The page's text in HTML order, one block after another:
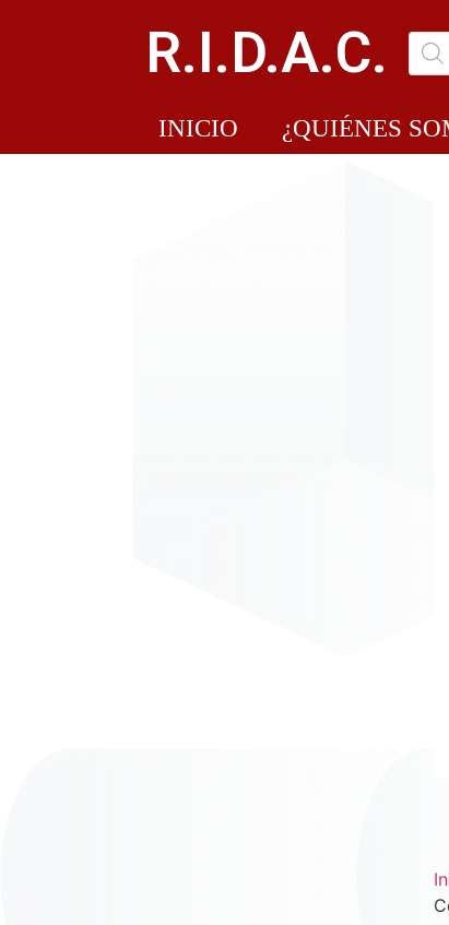
R.I.D.A.C.
INICIO ¿QUIÉNES